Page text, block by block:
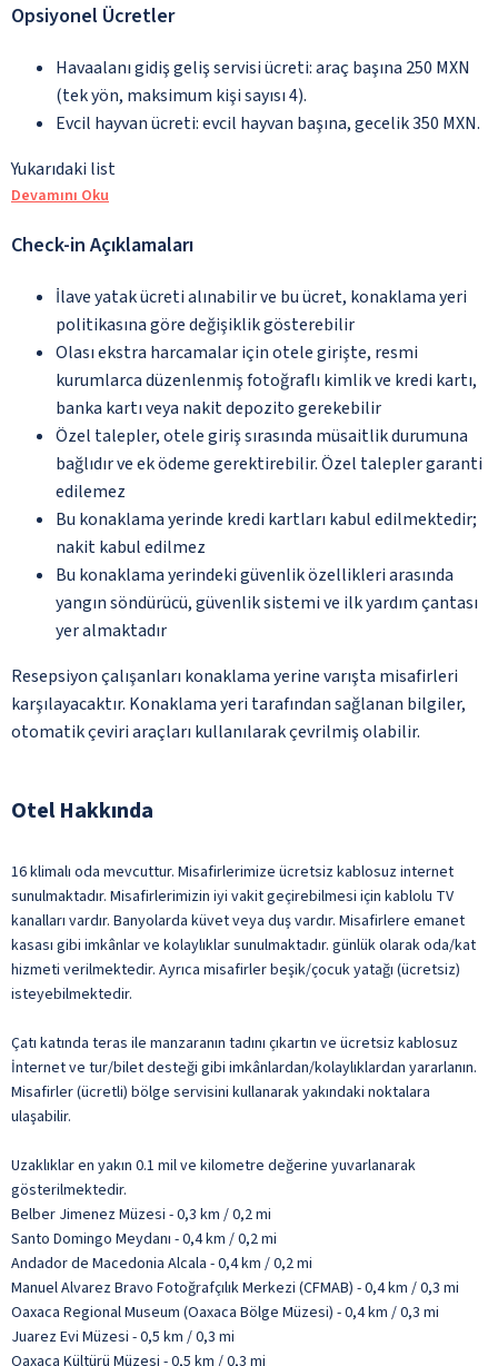
Opsiyonel Ücretler
Havaalanı gidiş geliş servisi ücreti: araç başına 250 MXN
(tek yön, maksimum kişi sayısı 4).
Evcil hayvan ücreti: evcil hayvan başına, gecelik 350 MXN.
Yukarıdaki list
Devamını Oku
Check-in Açıklamaları
İlave yatak ücreti alınabilir ve bu ücret, konaklama yeri
politikasına göre değişiklik gösterebilir
Olası ekstra harcamalar için otele girişte, resmi
kurumlarca düzenlenmiş fotoğraflı kimlik ve kredi kartı,
banka kartı veya nakit depozito gerekebilir
Özel talepler, otele giriş sırasında müsaitlik durumuna
bağlıdır ve ek ödeme gerektirebilir. Özel talepler garanti
edilemez
Bu konaklama yerinde kredi kartları kabul edilmektedir;
nakit kabul edilmez
Bu konaklama yerindeki güvenlik özellikleri arasında
yangın söndürücü, güvenlik sistemi ve ilk yardım çantası
yer almaktadır
Resepsiyon çalışanları konaklama yerine varışta misafirleri
karşılayacaktır. Konaklama yeri tarafından sağlanan bilgiler,
otomatik çeviri araçları kullanılarak çevrilmiş olabilir.
Otel Hakkında
16 klimalı oda mevcuttur. Misafirlerimize ücretsiz kablosuz internet
sunulmaktadır. Misafirlerimizin iyi vakit geçirebilmesi için kablolu TV
kanalları vardır. Banyolarda küvet veya duş vardır. Misafirlere emanet
kasası gibi imkânlar ve kolaylıklar sunulmaktadır. günlük olarak oda/kat
hizmeti verilmektedir. Ayrıca misafirler beşik/çocuk yatağı (ücretsiz)
isteyebilmektedir.
Çatı katında teras ile manzaranın tadını çıkartın ve ücretsiz kablosuz
İnternet ve tur/bilet desteği gibi imkânlardan/kolaylıklardan yararlanın.
Misafirler (ücretli) bölge servisini kullanarak yakındaki noktalara
ulaşabilir.
Uzaklıklar en yakın 0.1 mil ve kilometre değerine yuvarlanarak
gösterilmektedir.
Belber Jimenez Müzesi - 0,3 km / 0,2 mi
Santo Domingo Meydanı - 0,4 km / 0,2 mi
Andador de Macedonia Alcala - 0,4 km / 0,2 mi
Manuel Alvarez Bravo Fotoğrafçılık Merkezi (CFMAB) - 0,4 km / 0,3 mi
Oaxaca Regional Museum (Oaxaca Bölge Müzesi) - 0,4 km / 0,3 mi
Juarez Evi Müzesi - 0,5 km / 0,3 mi
Oaxaca Kültürü Müzesi - 0,5 km / 0,3 mi